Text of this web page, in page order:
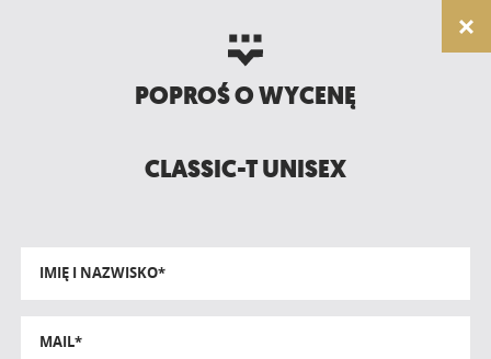
POPROŚ O WYCENĘ
CLASSIC-T UNISEX
IMIĘ I NAZWISKO*
MAIL*